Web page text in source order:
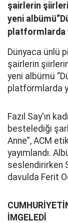
şairlerin
yeni
platformlarda
Dünyaca ünlü
şairlerin
yeni albümü
platformlarda
Fazıl Say'ın
bestelediği
Anne”, ACM
yayımlandı.
seslendirirken
davulda Ferit
İMGELEDİ